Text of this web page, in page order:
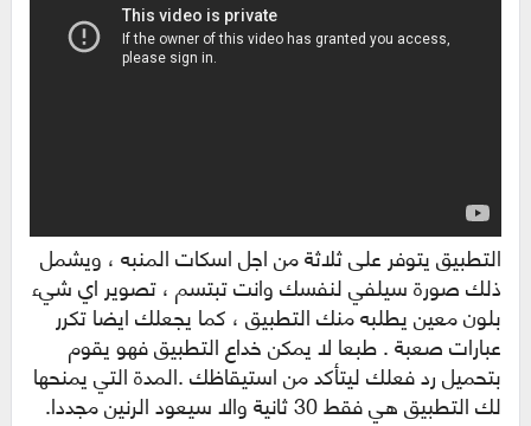
التطبيق يتوفر على ثلاثة من اجل اسكات المنبه ، ويشمل
ذلك صورة سيلفي لنفسك وانت تبتسم ، تصوير اي شيء
بلون معين يطلبه منك التطبيق ، كما يجعلك ايضا تكرر
عبارات صعبة . طبعا لا يمكن خداع التطبيق فهو يقوم
بتحميل رد فعلك ليتأكد من استيقاظك .المدة التي يمنحها
لك التطبيق هي فقط 30 ثانية والا سيعود الرنين مجددا.